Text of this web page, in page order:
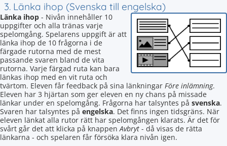
3. Länka ihop (Svenska till engelska)
Länka ihop - Nivån innehåller 10
uppgifter och alla tränas varje
spelomgång. Spelarens uppgift är att
länka ihop de 10 frågorna i de
färgade rutorna med de mest
passande svaren bland de vita
rutorna. Varje färgad ruta kan bara
länkas ihop med en vit ruta och
tvärtom. Eleven får feedback på sina länkningar Före inlämning.
Eleven har 3 hjärtan som ger eleven en ny chans på missade
länkar under en spelomgång. Frågorna har talsyntes på svenska.
Svaren har talsyntes på engelska. Det finns ingen tidsgräns. När
eleven länkat alla rutor rätt har spelomgången klarats. Är det för
svårt går det att klicka på knappenAvbryt - då visas de rätta
länkarna - och spelaren får försöka klara nivån igen.